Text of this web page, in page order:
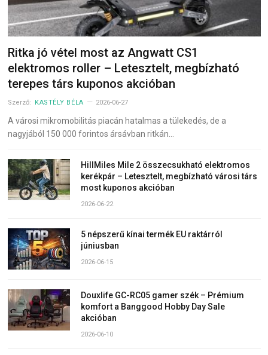
Ritka jó vétel most az Angwatt CS1
elektromos roller – Letesztelt, megbízható
terepes társ kuponos akcióban
Szerző: KASTÉLY BÉLA 2026-06-27
A városi mikromobilitás piacán hatalmas a tülekedés, de a
nagyjából 150 000 forintos ársávban ritkán…
HillMiles Mile 2 összecsukható elektromos
kerékpár – Letesztelt, megbízható városi társ
most kuponos akcióban
2026-06-22
5 népszerű kínai termék EU raktárról
júniusban
2026-06-15
Douxlife GC-RC05 gamer szék – Prémium
komfort a Banggood Hobby Day Sale
akcióban
2026-06-10